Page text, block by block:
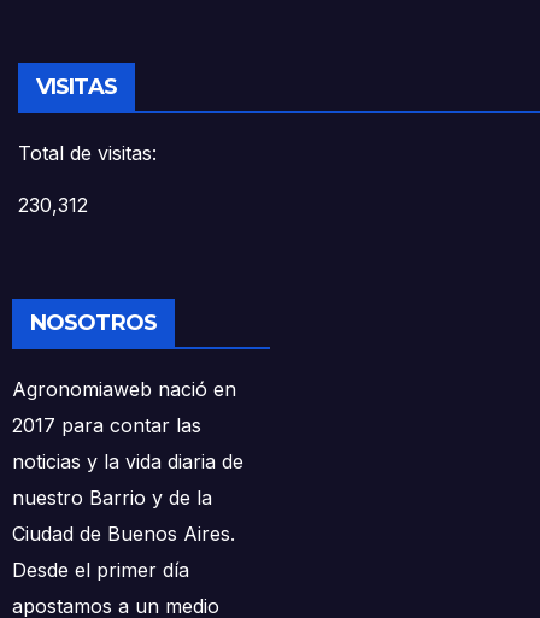
VISITAS
Total de visitas:
230,312
NOSOTROS
Agronomiaweb nació en
2017 para contar las
noticias y la vida diaria de
nuestro Barrio y de la
Ciudad de Buenos Aires.
Desde el primer día
apostamos a un medio